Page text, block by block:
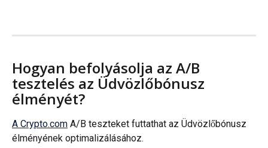
Hogyan befolyásolja az A/B
tesztelés az Üdvözlőbónusz
élményét?
A Crypto.com A/B teszteket futtathat az Üdvözlőbónusz
élményének optimalizálásához.